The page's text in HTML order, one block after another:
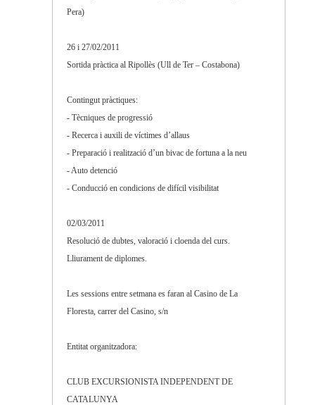
Pera)
26 i 27/02/2011
Sortida pràctica al Ripollès (Ull de Ter – Costabona)
Contingut pràctiques:
- Tècniques de progressió
- Recerca i auxili de víctimes d’allaus
- Preparació i realització d’un bivac de fortuna a la neu
- Auto detenció
- Conducció en condicions de difícil visibilitat
02/03/2011
Resolució de dubtes, valoració i cloenda del curs.
Lliurament de diplomes.
Les sessions entre setmana es faran al Casino de La
Floresta, carrer del Casino, s/n
Entitat organitzadora:
CLUB EXCURSIONISTA INDEPENDENT DE
CATALUNYA